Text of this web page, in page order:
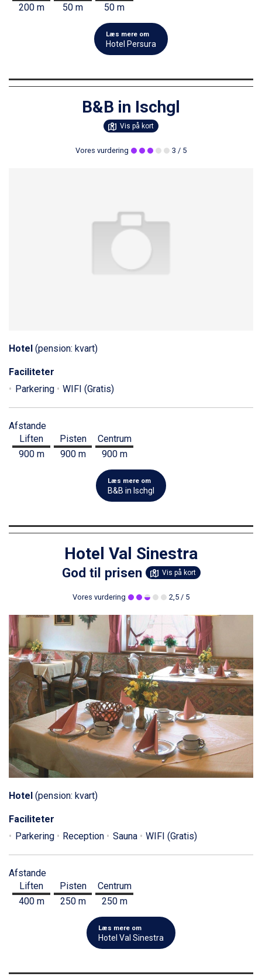
200 m
50 m
50 m
Læs mere om
Hotel Persura
B&B in Ischgl
Vis på kort
Vores vurdering 3 / 5
Hotel (pension: kvart)
Faciliteter
Parkering
WIFI (Gratis)
Afstande
Liften
900 m
Pisten
900 m
Centrum
900 m
Læs mere om
B&B in Ischgl
Hotel Val Sinestra
God til prisen Vis på kort
Vores vurdering 2,5 / 5
Hotel (pension: kvart)
Faciliteter
Parkering
Reception Sauna WIFI (Gratis)
Afstande
Liften
400 m
Pisten
250 m
Centrum
250 m
Læs mere om
Hotel Val Sinestra